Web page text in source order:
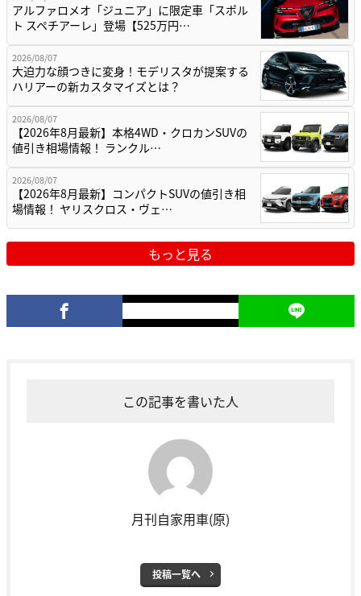
アルファロメオ「ジュニア」に限定車「スポル
ト スペチアーレ」登場【525万円…
2026/08/07
大迫力な顔つきに変身！モデリスタが提案する
ハリアーの新カスタマイズとは？
2026/08/07
【2026年8月最新】本格4WD・クロカンSUVの
値引き相場情報！ ランクル…
2026/08/07
【2026年8月最新】コンパクトSUVの値引き相
場情報！ ヤリスクロス・ヴェ…
もっと見る
この記事を書いた人
月刊自家用車(原)
投稿一覧へ